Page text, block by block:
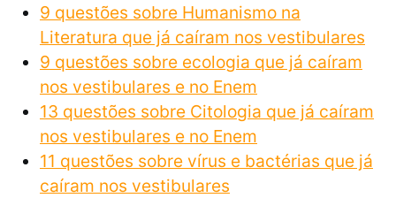
9 questões sobre Humanismo na
Literatura que já caíram nos vestibulares
9 questões sobre ecologia que já caíram
nos vestibulares e no Enem
13 questões sobre Citologia que já caíram
nos vestibulares e no Enem
11 questões sobre vírus e bactérias que já
caíram nos vestibulares